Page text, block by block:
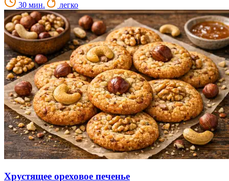
30 мин. легко
Хрустящее ореховое печенье